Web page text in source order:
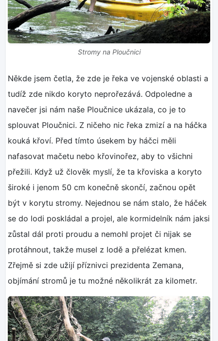
Stromy na Ploučnici
Někde jsem četla, že zde je řeka ve vojenské oblasti a
tudíž zde nikdo koryto neprořezává. Odpoledne a
navečer jsi nám naše Ploučnice ukázala, co je to
splouvat Ploučnici. Z ničeho nic řeka zmizí a na háčka
kouká křoví. Před tímto úsekem by háčci měli
nafasovat mačetu nebo křovinořez, aby to všichni
přežili. Když už člověk myslí, že ta křoviska a koryto
široké i jenom 50 cm konečně skončí, začnou opět
být v korytu stromy. Nejednou se nám stalo, že háček
se do lodi poskládal a projel, ale kormidelník nám jaksi
zůstal dál proti proudu a nemohl projet či nijak se
protáhnout, takže musel z lodě a přelézat kmen.
Zřejmě si zde užijí příznivci prezidenta Zemana,
objímání stromů je tu možné několikrát za kilometr.